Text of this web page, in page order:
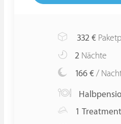
332 €
2 Nächte
166 € /
1 Treatment